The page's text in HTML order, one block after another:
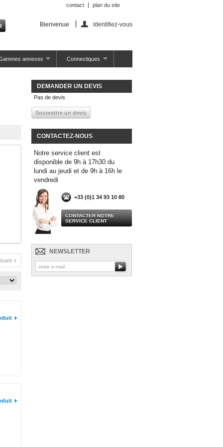
contact plan du site
Bienvenue Identifiez-vous
annexes Connectiques
»
DEMANDER UN DEVIS
Pas de devis
CONTACTEZ-NOUS
Notre service client est
disponible de 9h à 17h30 du
lundi au jeudi et de 9h à 16h le
vendredi
+33 (0)1 34 93 10 80
CONTACTER NOTRE
SERVICE CLIENT
NEWSLETTER